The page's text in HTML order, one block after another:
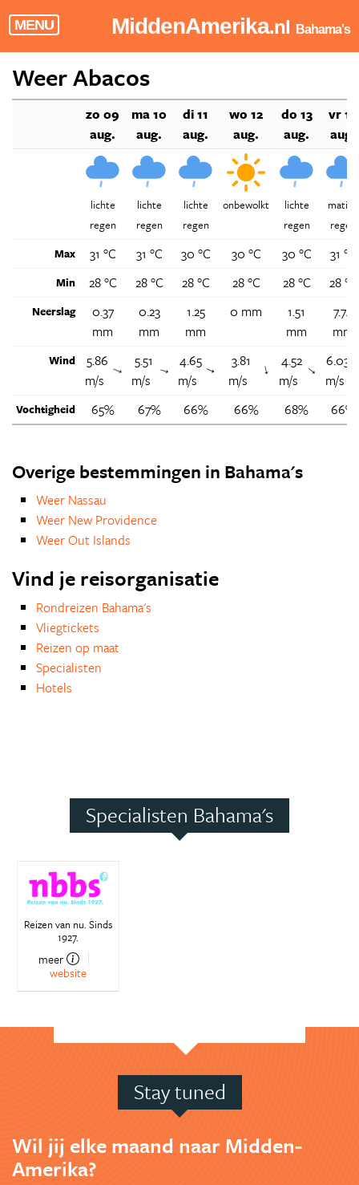
MENU MiddenAmerika.nl Bahama's
Weer Abacos
zo 09
aug.
ma 10
aug.
di 11
aug.
wo 12
aug.
do 13
aug.
vr 14
aug.
lichte
regen
lichte
regen
lichte
regen
onbewolkt
lichte
regen
matige
regen
Max
31 °C 31 °C 30 °C 30 °C 30 °C 31 °C
Min 28 °C 28 °C 28 °C 28 °C 28 °C 28 °C
Neerslag
0.37
mm
0.23
mm
1.25
mm
0 mm
1.51
mm
7.74
mm
Wind
5.86
m/s
↑
5.51
m/s
↑
4.65
m/s ↑
3.81
m/s
↑
4.52
m/s
↑
6.03
m/s
Vochtigheid 65% 67% 66% 66% 68% 66%
Overige bestemmingen in Bahama's
Weer Nassau
Weer New Providence
Weer Out Islands
Vind je reisorganisatie
Rondreizen Bahama's
Vliegtickets
Reizen op maat
Specialisten
Hotels
Specialisten Bahama's
Reizen van nu. Sinds
1927.
meer
website
Stay tuned
Wil jij elke maand naar Midden-
Amerika?